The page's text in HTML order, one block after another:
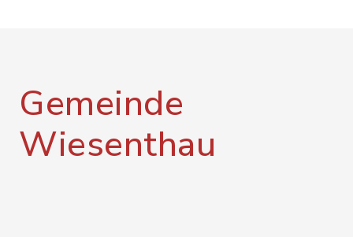
Gemeinde
Wiesenthau